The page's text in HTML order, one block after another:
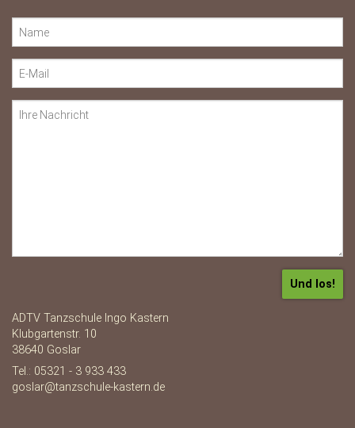
ADTV Tanzschule Ingo Kastern
Klubgartenstr. 10
38640 Goslar
Tel.: 05321 - 3 933 433
goslar@tanzschule-kastern.de